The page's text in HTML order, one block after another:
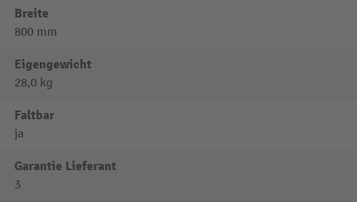
Breite
800 mm
Eigengewicht
28,0 kg
Faltbar
ja
Garantie Lieferant
3